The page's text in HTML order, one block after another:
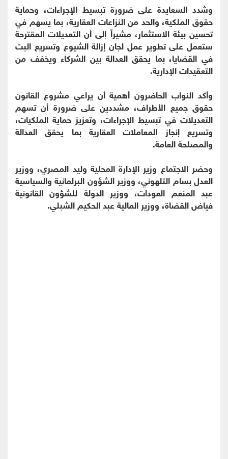
وشدد السعايدة على ضرورة تبسيط الإجراءات، وحماية
حقوق الملكية، والحد من النزاعات العقارية، بما يسهم في
تحسين بيئة الاستثمار، مشيراً إلى أن التعديلات المقترحة
ستعمل على تطوير عمل لجان إزالة الشيوع وتسريع البت
في القضايا، بما يحقق العدالة بين الشركاء ويخفف من
التعقيدات الإدارية.
وأكد النواب الحاضرون أهمية أن يراعي مشروع القانون
حقوق جميع الأطراف، مشددين على ضرورة أن تسهم
التعديلات في تبسيط الإجراءات، وتعزيز حماية الملكيات،
وتسريع إنجاز المعاملات العقارية بما يحقق العدالة
والمصلحة العامة.
وحضر الاجتماع وزير الإدارة المحلية وليد المصري، ووزير
العدل بسام التلهوني، ووزير الشؤون البرلمانية والسياسية
عبد المنعم العودات، ووزير الدولة للشؤون القانونية
فياض القضاة، ووزير المالية عبد الحكيم الشبلي.